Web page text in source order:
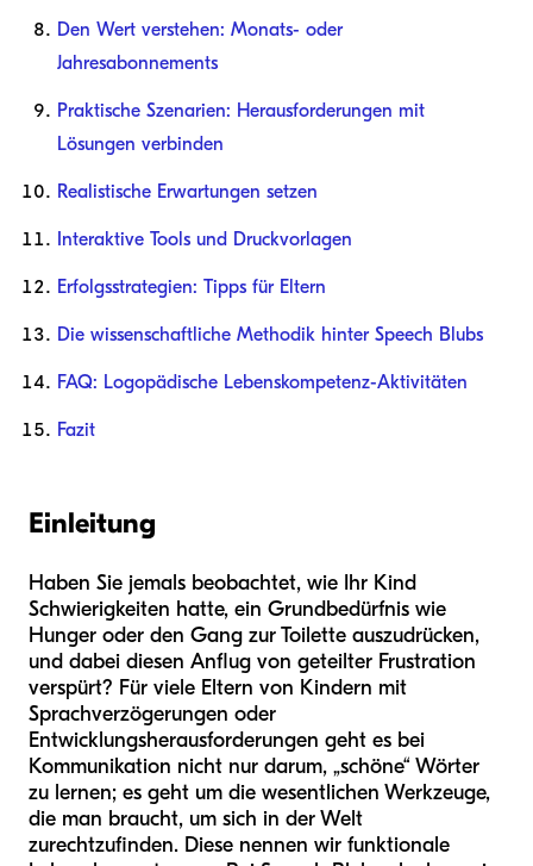
Den Wert verstehen: Monats- oder
Jahresabonnements
Praktische Szenarien: Herausforderungen mit
Lösungen verbinden
Realistische Erwartungen setzen
Interaktive Tools und Druckvorlagen
Erfolgsstrategien: Tipps für Eltern
Die wissenschaftliche Methodik hinter Speech Blubs
FAQ: Logopädische Lebenskompetenz-Aktivitäten
Fazit
Einleitung
Haben Sie jemals beobachtet, wie Ihr Kind
Schwierigkeiten hatte, ein Grundbedürfnis wie
Hunger oder den Gang zur Toilette auszudrücken,
und dabei diesen Anflug von geteilter Frustration
verspürt? Für viele Eltern von Kindern mit
Sprachverzögerungen oder
Entwicklungsherausforderungen geht es bei
Kommunikation nicht nur darum, „schöne“ Wörter
zu lernen; es geht um die wesentlichen Werkzeuge,
die man braucht, um sich in der Welt
zurechtzufinden. Diese nennen wir funktionale